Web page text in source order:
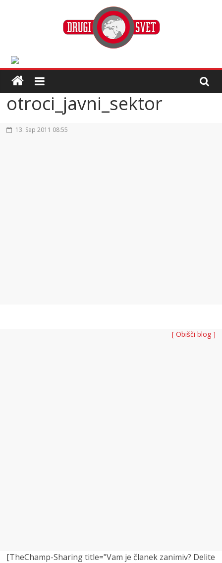
otroci_javni_sektor
13. Sep 2011 08:55
[ Obišči blog ]
[TheChamp-Sharing title="Vam je članek zanimiv? Delite